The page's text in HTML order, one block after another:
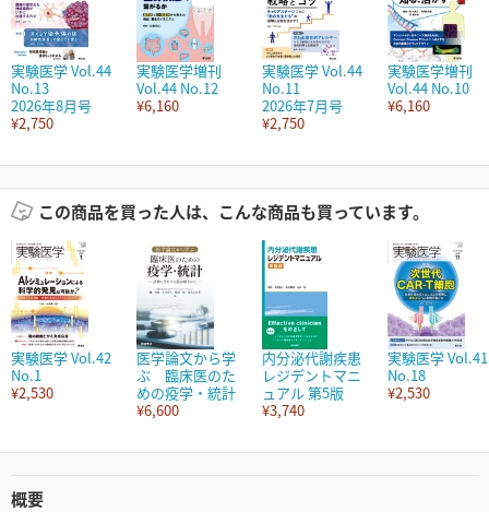
実験医学 Vol.44
No.13
2026年8月号
¥2,750
実験医学増刊
Vol.44 No.12
¥6,160
実験医学 Vol.44
No.11
2026年7月号
¥2,750
実験医学増刊
Vol.44 No.10
¥6,160
この商品を買った人は、こんな商品も買っています。
実験医学 Vol.42
No.1
¥2,530
医学論文から学
ぶ 臨床医のた
めの疫学・統計
¥6,600
内分泌代謝疾患
レジデントマニ
ュアル 第5版
¥3,740
実験医学 Vol.41
No.18
¥2,530
概要